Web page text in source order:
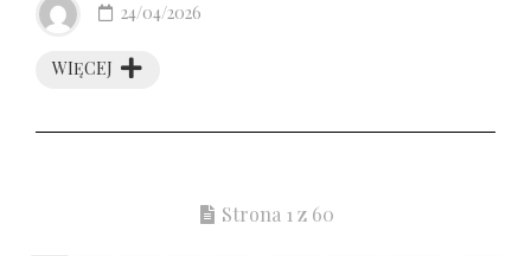
WIĘCEJ
24/04/2026
Strona 1 z 60